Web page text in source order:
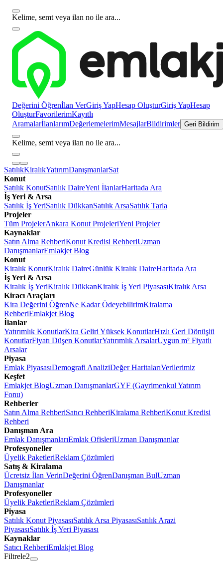
Kelime, semt veya ilan no ile ara...
Değerini Öğrenİlan VerGiriş YapHesap OluşturGiriş YapHesap
OluşturFavorilerimKayıtlı
AramalarİlanlarımDeğerlemelerimMesajlarBildirimler Geri Bildirim
Kelime, semt veya ilan no ile ara...
SatılıkKiralıkYatırımDanışmanlarSat
Konut
Satılık KonutSatılık DaireYeni İlanlarHaritada Ara
İş Yeri & Arsa
Satılık İş YeriSatılık DükkanSatılık ArsaSatılık Tarla
Projeler
Tüm ProjelerAnkara Konut ProjeleriYeni Projeler
Kaynaklar
Satın Alma RehberiKonut Kredisi RehberiUzman
DanışmanlarEmlakjet Blog
Konut
Kiralık KonutKiralık DaireGünlük Kiralık DaireHaritada Ara
İş Yeri & Arsa
Kiralık İş YeriKiralık DükkanKiralık İş Yeri PiyasasıKiralık Arsa
Kiracı Araçları
Kira Değerini ÖğrenNe Kadar ÖdeyebilirimKiralama
RehberiEmlakjet Blog
İlanlar
Yatırımlık KonutlarKira Geliri Yüksek KonutlarHızlı Geri Dönüşlü
KonutlarFiyatı Düşen KonutlarYatırımlık ArsalarUygun m² Fiyatlı
Arsalar
Piyasa
Emlak PiyasasıDemografi AnaliziDeğer HaritalarıVerilerimiz
Keşfet
Emlakjet BlogUzman DanışmanlarGYF (Gayrimenkul Yatırım
Fonu)
Rehberler
Satın Alma RehberiSatıcı RehberiKiralama RehberiKonut Kredisi
Rehberi
Danışman Ara
Emlak DanışmanlarıEmlak OfisleriUzman Danışmanlar
Profesyoneller
Üyelik PaketleriReklam Çözümleri
Satış & Kiralama
Ücretsiz İlan VerinDeğerini ÖğrenDanışman BulUzman
Danışmanlar
Profesyoneller
Üyelik PaketleriReklam Çözümleri
Piyasa
Satılık Konut PiyasasıSatılık Arsa PiyasasıSatılık Arazi
PiyasasıSatılık İş Yeri Piyasası
Kaynaklar
Satıcı RehberiEmlakjet Blog
Filtrele2